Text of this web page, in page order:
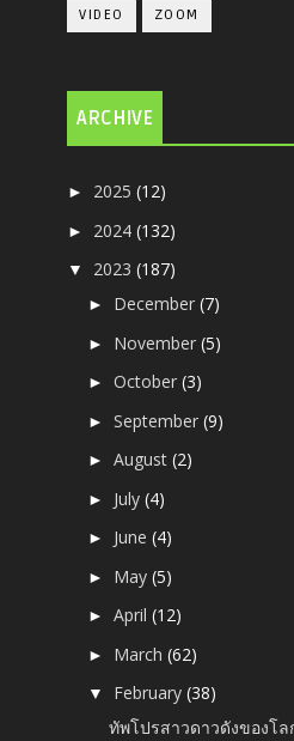
VIDEO ZOOM
ARCHIVE
► 2025(12)
► 2024(132)
▼ 2023(187)
► December(7)
► November(5)
►October(3)
►September(9)
►August(2)
► July(4)
► June(4)
► May(5)
►April(12)
► March(62)
▼ February(38)
ทัพโปรสาวดาวดังของโล